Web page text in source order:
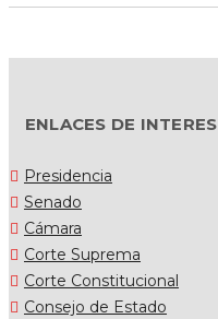
ENLACES DE INTERES
Presidencia
Senado
Cámara
Corte Suprema
Corte Constitucional
Consejo de Estado